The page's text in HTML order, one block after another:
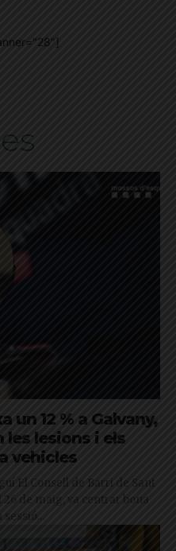
un 12 % a Galvany,
les lesions i els
vehicles
de maig, va centrar bona
sessió...